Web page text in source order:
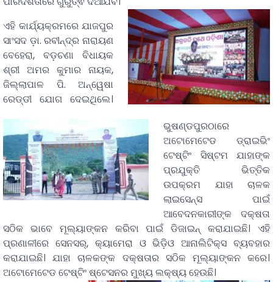
ଏହି କାର୍ଯ୍ୟକ୍ରମରେ ଯାଜପୁର
ସାଂସଦ ଡ଼ା. ରବୀନ୍ଦ୍ର ନାରାୟଣ
ବେହେରା, ବଡ଼ଚଣା ବିଧାୟକ
ଶ୍ରୀ ଅମର କୁମାର ନାୟକ,
ଜିଲ୍ଲାପାଳ ପି. ଅନ୍ୱେଷା
ରେଡ୍ଡୀ ଯୋଗ ଦେଇଥିଲେ।
ଭୁଷଣ୍ଡପୁରଠାରେ
ଅଟୋମେଟେଡ ଡ୍ରାଇଭିଂ
ଟେଷ୍ଟିଂ ସିଷ୍ଟମ ଯାହାଙ୍କ
ପ୍ରଯୁକ୍ତି ଭିତ୍ତିକ
ଉପକ୍ରମ ଯାହା ଚାଳକ
ଲାଇସେନ୍ସ ପାଇଁ
ଆବେଦନକାରୀଙ୍କ ଦକ୍ଷତା
ସଠିକ ଭାବେ ମୂଲ୍ୟାଙ୍କନ କରିବା ପାଇଁ ଡିଜାଇନ୍ କରାଯାଇଛି। ଏହି
ପ୍ରଣାଳୀରେ ସେନସର୍, କ୍ୟାମେରା ଓ ଭିଡ଼ିଓ ଆନାଲିଟିକ୍ସ ବ୍ୟବହାର
କରାଯାଇଛି। ଯାହା ଚାଳକଙ୍କ ଦକ୍ଷତାର ସଠିକ ମୂଲ୍ୟାଙ୍କନ କରେ।
ଅଟୋମେଟେଡ ଟେଷ୍ଟିଂ ଷ୍ଟେସନର ମୁଖ୍ୟ ଲକ୍ଷ୍ୟ ହେଉଛି।